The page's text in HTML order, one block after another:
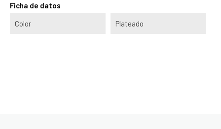
Ficha de datos
Color Plateado